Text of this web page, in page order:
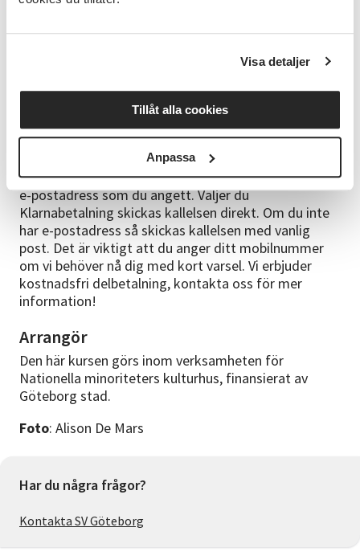
Visa detaljer
Tillåt alla cookies
Anpassa
förenar tradition, nyskapande och en djup respekt för
Du får en bekräftelse när du genomfört din
webbanmälan.
Kallelse skickas ca 2-4 veckor innan kursstart till den
e-postadress som du angett. Väljer du
Klarnabetalning skickas kallelsen direkt. Om du inte
har e-postadress så skickas kallelsen med vanlig
post. Det är viktigt att du anger ditt mobilnummer
om vi behöver nå dig med kort varsel. Vi erbjuder
kostnadsfri delbetalning, kontakta oss för mer
information!
Arrangör
Den här kursen görs inom verksamheten för
Nationella minoriteters kulturhus, finansierat av
Göteborg stad.
Foto: Alison De Mars
Har du några frågor?
Kontakta SV Göteborg